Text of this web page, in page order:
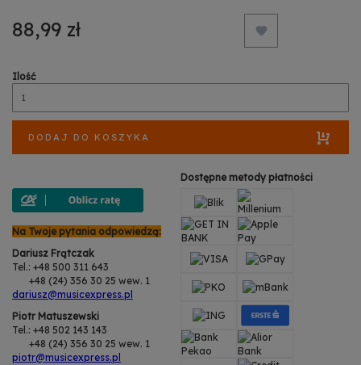
88,99 zł
Ilość
DODAJ DO KOSZYKA
Na Twoje pytania odpowiedzą:
Dariusz Frątczak
Tel.: +48 500 311 643
+48 (24) 356 30 25 wew. 1
dariusz@musicexpress.pl
Piotr Matuszewski
Tel.: +48 502 143 143
+48 (24) 356 30 25 wew. 1
piotr@musicexpress.pl
Dostępne metody płatności